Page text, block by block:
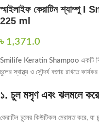
স্মাইলাইফ কেরাটিন
225 ml
৳ 1,371.0
Smilife Keratin Shampoo একটি
চুলের স্বাস্থ্য ও সৌন্দর্য বজায় রাখতে
১. চুল মসৃণ এবং ঝলমলে করে
কেরাটিন চুলের কিউটিকল মেরামত করে,